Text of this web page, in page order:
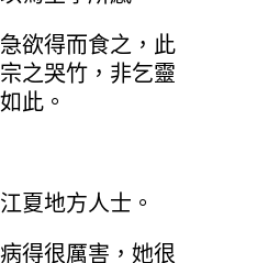
欲得而食之，此
之哭竹，非乞靈
此。
夏地方人士。
得很厲害，她很